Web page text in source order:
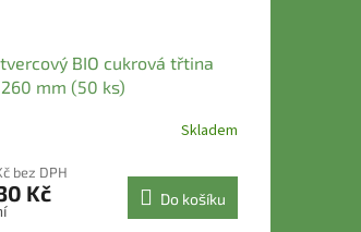
BIO cukrová třtina
mm (50 ks)
Skladem
bez DPH
Kč Do košíku